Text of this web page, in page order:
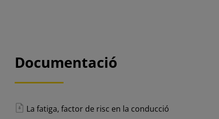
Documentació
La fatiga, factor de risc en la conducció